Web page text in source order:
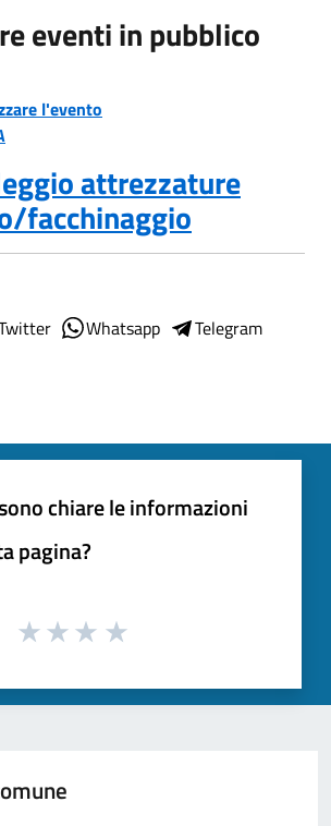
eventi in pubblico
l'evento
attrezzature
facchinaggio
Whatsapp
Telegram
chiare le informazioni
pagina?